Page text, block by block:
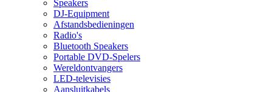
Speakers
DJ-Equipment
Afstandsbedieningen
Radio's
Bluetooth Speakers
Portable DVD-Spelers
Wereldontvangers
LED-televisies
Aansluitkabels